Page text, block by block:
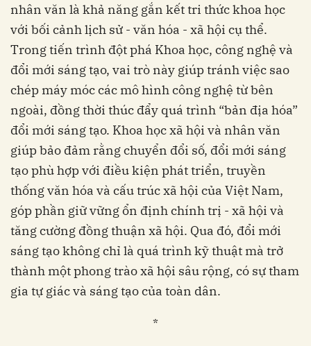
nhân văn là khả năng gắn kết tri thức khoa học
với bối cảnh lịch sử - văn hóa - xã hội cụ thể.
Trong tiến trình đột phá Khoa học, công nghệ và
đổi mới sáng tạo, vai trò này giúp tránh việc sao
chép máy móc các mô hình công nghệ từ bên
ngoài, đồng thời thúc đẩy quá trình “bản địa hóa”
đổi mới sáng tạo. Khoa học xã hội và nhân văn
giúp bảo đảm rằng chuyển đổi số, đổi mới sáng
tạo phù hợp với điều kiện phát triển, truyền
thống văn hóa và cấu trúc xã hội của Việt Nam,
góp phần giữ vững ổn định chính trị - xã hội và
tăng cường đồng thuận xã hội. Qua đó, đổi mới
sáng tạo không chỉ là quá trình kỹ thuật mà trở
thành một phong trào xã hội sâu rộng, có sự tham
gia tự giác và sáng tạo của toàn dân.
*